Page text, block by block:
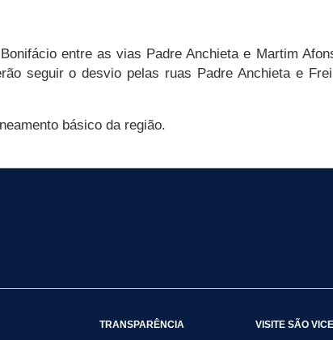
entre as vias Padre Anchieta e Martim
seguir o desvio pelas ruas Padre Anchieta e
básico da região.
TRANSPARÊNCIA VISITE SÃO